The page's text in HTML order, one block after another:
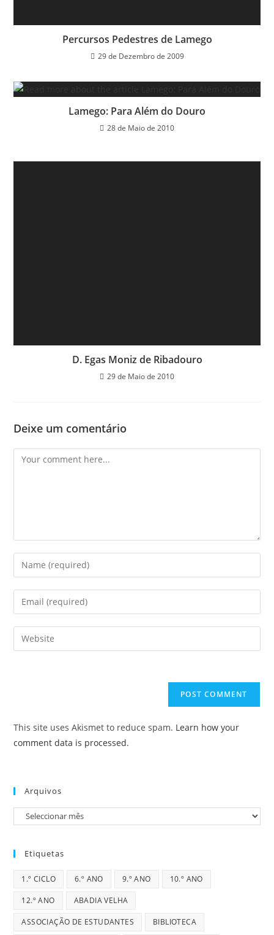
Percursos Pedestres de Lamego
29 de Dezembro de 2009
Lamego: Para Além do Douro
28 de Maio de 2010
D. Egas Moniz de Ribadouro
29 de Maio de 2010
Deixe um comentário
Comment
Enter
your
name
comment
Enter
your
email
address
Enter
your
This site uses Akismet to reduce spam. Learn how your
comment data is processed.
Arquivos
Arquivos
Etiquetas
1.º CICLO 6.º ANO 9.º ANO 10.º ANO
12.º ANO ABADIA VELHA
ASSOCIAÇÃO DE ESTUDANTES BIBLIOTECA